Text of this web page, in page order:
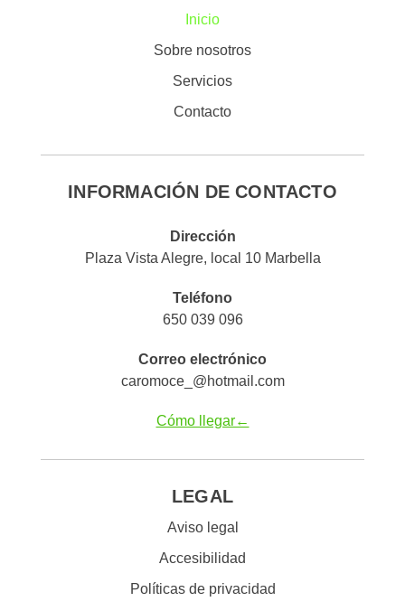
Inicio
Sobre nosotros
Servicios
Contacto
INFORMACIÓN DE CONTACTO
Dirección
Plaza Vista Alegre, local 10 Marbella
Teléfono
650 039 096
Correo electrónico
caromoce_@hotmail.com
Cómo llegar←
LEGAL
Aviso legal
Accesibilidad
Políticas de privacidad